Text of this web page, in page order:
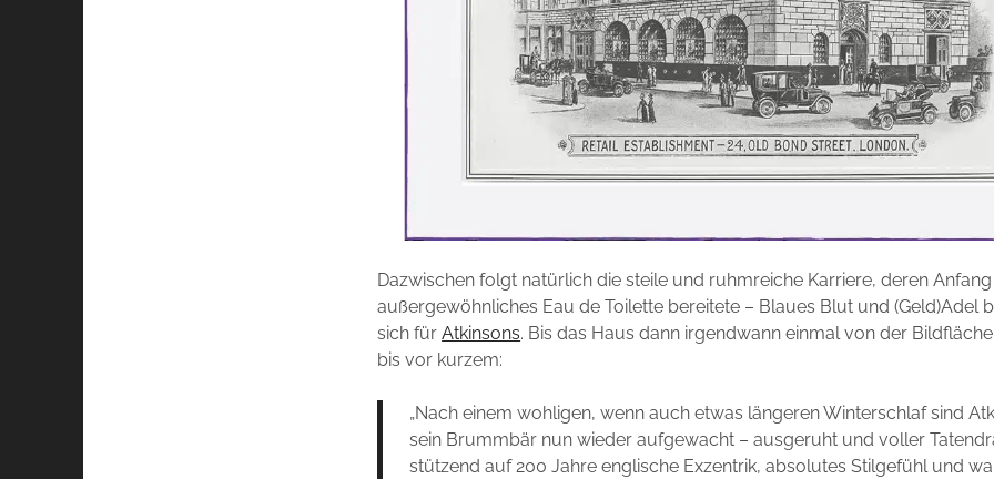
Dazwischen folgt natürlich die steile und ruhmreiche Karriere, deren
außergewöhnliches Eau de Toilette bereitete – Blaues Blut und (Geld)Adel
sich fürAtkinsons. Bis das Haus dann irgendwann einmal von der
bis vor kurzem:
„Nach einem wohligen, wenn auch etwas längeren Winterschlaf sind
sein Brummbär nun wieder aufgewacht – ausgeruht und voller
stützend auf 200 Jahre englische Exzentrik, absolutes Stilgefühl und